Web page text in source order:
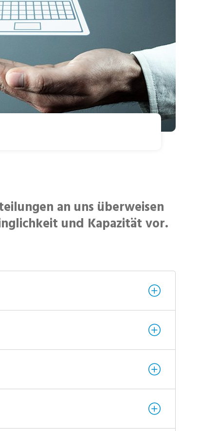
an uns überweisen
und Kapazität vor.